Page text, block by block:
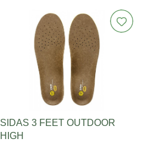
SIDAS 3 FEET OUTDOOR
HIGH